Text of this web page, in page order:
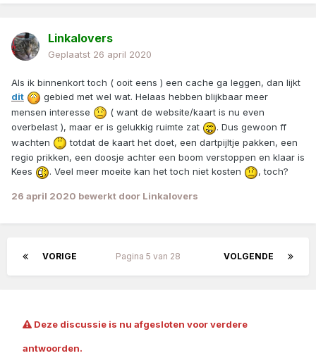
Linkalovers
Geplaatst 26 april 2020
Als ik binnenkort toch ( ooit eens ) een cache ga leggen, dan lijkt
dit
gebied met wel wat. Helaas hebben blijkbaar meer
mensen interesse
( want de website/kaart is nu even
overbelast ), maar er is gelukkig ruimte zat
. Dus gewoon ff
wachten
totdat de kaart het doet, een dartpijltje pakken, een
regio prikken, een doosje achter een boom verstoppen en klaar is
Kees
. Veel meer moeite kan het toch niet kosten , toch?
26 april 2020 bewerkt door Linkalovers
VORIGE VOLGENDE
Pagina 5 van 28
Deze discussie is nu afgesloten voor verdere
antwoorden.